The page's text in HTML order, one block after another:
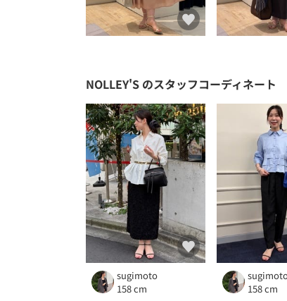
NOLLEY'S のスタッフコーディネート
sugimoto
158 cm
158 cm